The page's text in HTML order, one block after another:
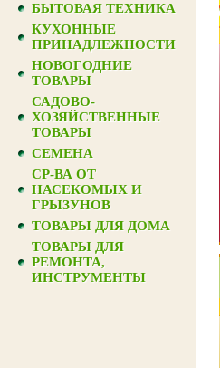
БЫТОВАЯ ТЕХНИКА
КУХОННЫЕ
ПРИНАДЛЕЖНОСТИ
НОВОГОДНИЕ
ТОВАРЫ
САДОВО-
ХОЗЯЙСТВЕННЫЕ
ТОВАРЫ
СЕМЕНА
СР-ВА ОТ
НАСЕКОМЫХ И
ГРЫЗУНОВ
ТОВАРЫ ДЛЯ ДОМА
ТОВАРЫ ДЛЯ
РЕМОНТА,
ИНСТРУМЕНТЫ